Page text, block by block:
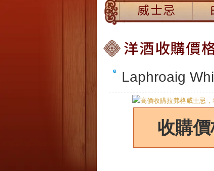
Laphroaig
收購